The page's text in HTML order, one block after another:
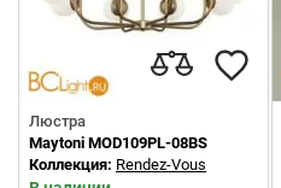
Люстра
Maytoni MOD109PL-08BS
Коллекция: Rendez-Vous